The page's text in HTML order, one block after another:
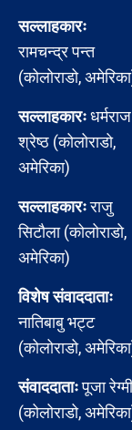
सल्लाहकारः
रामचन्द्र पन्त
(कोलोराडो,
सल्लाहकारःधर्मराज
श्रेष्ठ (कोलोराडो,
अमेरिका)
सल्लाहकारःराजु
सिटौला (कोलोराडो,
अमेरिका)
विशेष संवाददाताः
नातिबाबु भट्ट
(कोलोराडो,
संवाददाताःपूजा रेग्मी
(कोलोराडो,